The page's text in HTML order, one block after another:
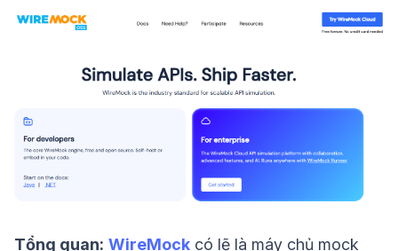
Tổng quan: WireMock có lẽ là máy chủ mock